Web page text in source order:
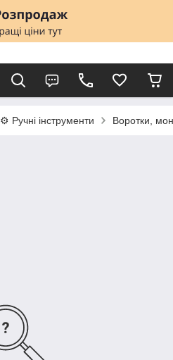
⚙️ Ручні інструменти Воротки,